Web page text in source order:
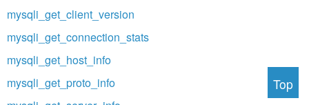
mysqli_get_client_version
mysqli_get_connection_stats
mysqli_get_host_info
mysqli_get_proto_info
Top